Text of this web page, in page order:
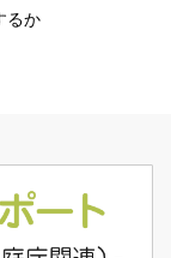
るか